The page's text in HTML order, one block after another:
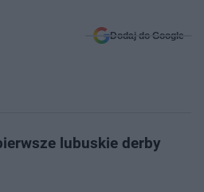
Dodaj do Google
lubuskie derby